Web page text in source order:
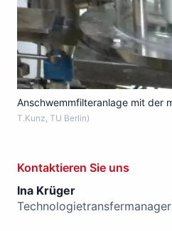
Anschwemmfilteranlage mit der
T.Kunz, TU Berlin)
Kontaktieren Sie uns
Ina Krüger